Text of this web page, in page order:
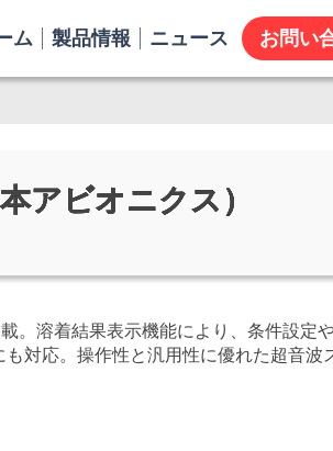
ム 製品情報 ニュース お問い
アビオニクス）
。溶着結果表示機能により、条件設定
対応。操作性と汎用性に優れた超音波